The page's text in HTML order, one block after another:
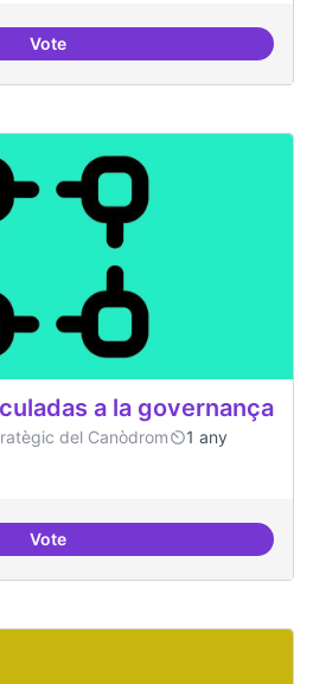
Vote30 projectes residents referents
a la governança
del Canòdrom
1 any
VoteActividades vinculadas a la